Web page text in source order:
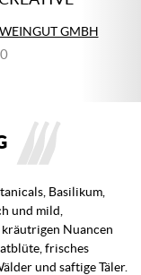
GMBH
Basilikum,
und mild,
kräutrigen Nuancen
frisches
und saftige Täler.